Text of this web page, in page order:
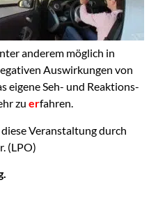
anderem möglich in
Auswirkungen von
eigene Seh- und Reaktions­
zu erfahren.
Veranstaltung durch
(LPO)